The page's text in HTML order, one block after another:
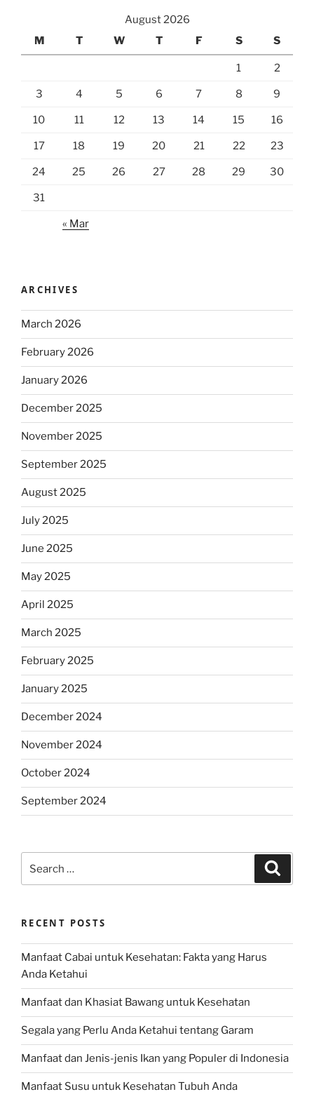
August 2026
M
T W T F S S
1 2
3 4 5 6 7 8 9
10 11 12 13 14 15 16
17 18 19 20 21 22 23
24 25 26 27 28 29 30
31
« Mar
ARCHIVES
March 2026
February 2026
January 2026
December 2025
November 2025
September 2025
August 2025
July 2025
June 2025
May 2025
April 2025
March 2025
February 2025
January 2025
December 2024
November 2024
October 2024
September 2024
for:
RECENT POSTS
Manfaat Cabai untuk Kesehatan: Fakta yang Harus
Anda Ketahui
Manfaat dan Khasiat Bawang untuk Kesehatan
Segala yang Perlu Anda Ketahui tentang Garam
Manfaat dan Jenis-jenis Ikan yang Populer di Indonesia
Manfaat Susu untuk Kesehatan Tubuh Anda